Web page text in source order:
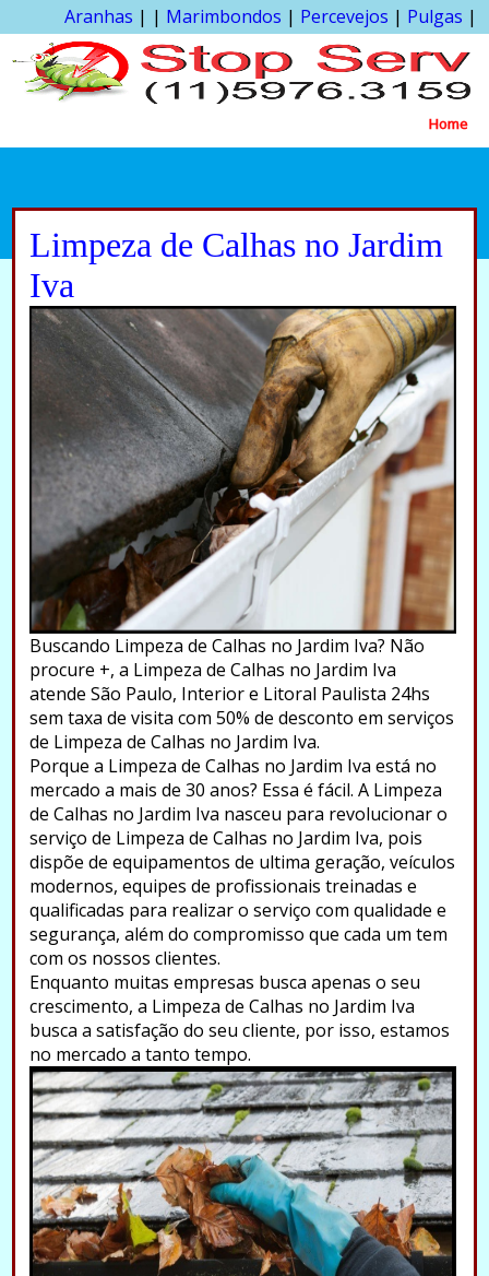
Aranhas | | Marimbondos | Percevejos | Pulgas |
Home
Limpeza de Calhas no Jardim
Iva
Buscando Limpeza de Calhas no Jardim Iva? Não
procure +, a Limpeza de Calhas no Jardim Iva
atende São Paulo, Interior e Litoral Paulista 24hs
sem taxa de visita com 50% de desconto em serviços
de Limpeza de Calhas no Jardim Iva.
Porque a Limpeza de Calhas no Jardim Iva está no
mercado a mais de 30 anos? Essa é fácil. A Limpeza
de Calhas no Jardim Iva nasceu para revolucionar o
serviço de Limpeza de Calhas no Jardim Iva, pois
dispõe de equipamentos de ultima geração, veículos
modernos, equipes de profissionais treinadas e
qualificadas para realizar o serviço com qualidade e
segurança, além do compromisso que cada um tem
com os nossos clientes.
Enquanto muitas empresas busca apenas o seu
crescimento, a Limpeza de Calhas no Jardim Iva
busca a satisfação do seu cliente, por isso, estamos
no mercado a tanto tempo.